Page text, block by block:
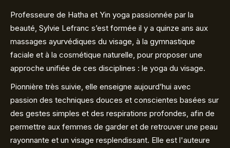
Professeure de Hatha et Yin yoga passionnée par la
beauté, Sylvie Lefranc s’est formée il y a quinze ans aux
massages ayurvédiques du visage, à la gymnastique
faciale et à la cosmétique naturelle, pour proposer une
approche unifiée de ces disciplines : le yoga du visage.
Pionnière très suivie, elle enseigne aujourd’hui avec
passion des techniques douces et conscientes basées sur
des gestes simples et des respirations profondes, afin de
permettre aux femmes de garder et de retrouver une peau
rayonnante et un visage resplendissant. Elle est l'auteure